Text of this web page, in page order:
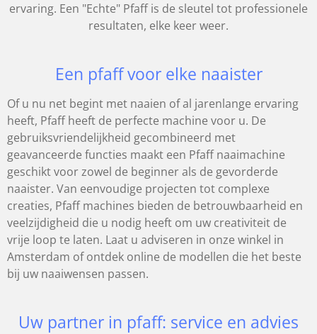
ervaring. Een "Echte" Pfaff is de sleutel tot professionele
resultaten, elke keer weer.
Een pfaff voor elke naaister
Of u nu net begint met naaien of al jarenlange ervaring
heeft, Pfaff heeft de perfecte machine voor u. De
gebruiksvriendelijkheid gecombineerd met
geavanceerde functies maakt een Pfaff naaimachine
geschikt voor zowel de beginner als de gevorderde
naaister. Van eenvoudige projecten tot complexe
creaties, Pfaff machines bieden de betrouwbaarheid en
veelzijdigheid die u nodig heeft om uw creativiteit de
vrije loop te laten. Laat u adviseren in onze winkel in
Amsterdam of ontdek online de modellen die het beste
bij uw naaiwensen passen.
Uw partner in pfaff: service en advies